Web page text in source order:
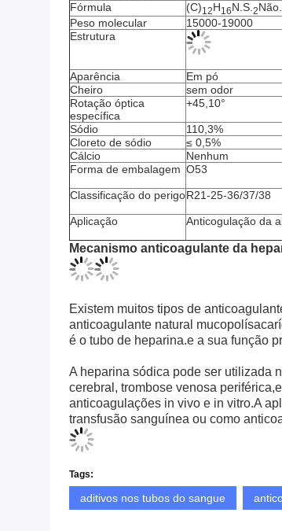
Fórmula (C)12H16N.S. 2Não.
Peso molecular
15000-19000
Estrutura
Aparência
Em pó
Cheiro
sem odor
Rotação óptica
específica
+45,10°
Sódio 110,3%
Cloreto de sódio
≤ 0,5%
Cálcio
Nenhum
Forma de embalagem O53
Classificação do perigoR21-25-36/37/38
Aplicação Anticogulação da
Mecanismo anticoagulante da
Existem muitos tipos de
anticoagulante natural
é o tubo de heparina.e a sua função
A heparina sódica pode ser utilizada
cerebral, trombose venosa
anticoagulações in vivo e in vitro.A
transfusão sanguínea ou como
Tags:
aditivos nos tubos do sangue